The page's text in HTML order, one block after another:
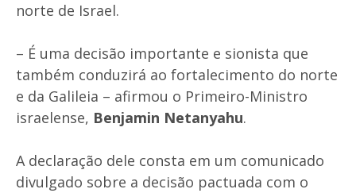
norte de Israel.
– É uma decisão importante e sionista que
também conduzirá ao fortalecimento do norte
e da Galileia – afirmou o Primeiro-Ministro
israelense, Benjamin Netanyahu.
A declaração dele consta em um comunicado
divulgado sobre a decisão pactuada com o